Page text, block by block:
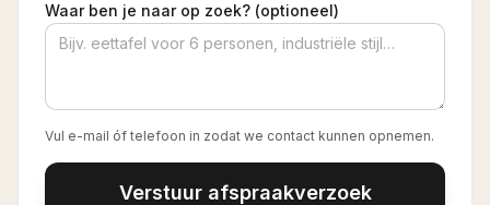
Waar ben je naar op zoek? (optioneel)
Vul e-mail óf telefoon in zodat we contact kunnen opnemen.
Verstuur afspraakverzoek